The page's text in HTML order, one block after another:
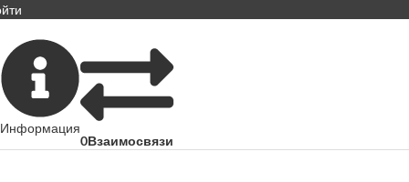
Информация
0Взаимосвязи